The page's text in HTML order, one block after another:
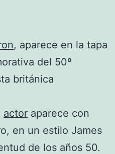
, aparece en la tapa
del 50º
británica
actor aparece con
en un estilo James
de los años 50.